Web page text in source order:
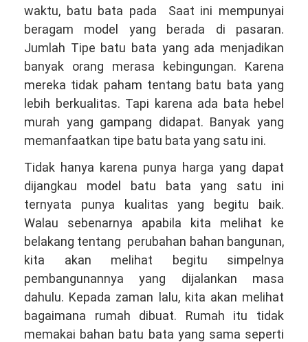
waktu, batu bata pada Saat ini mempunyai
beragam model yang berada di pasaran.
Jumlah Tipe batu bata yang ada menjadikan
banyak orang merasa kebingungan. Karena
mereka tidak paham tentang batu bata yang
lebih berkualitas. Tapi karena ada bata hebel
murah yang gampang didapat. Banyak yang
memanfaatkan tipe batu bata yang satu ini.
Tidak hanya karena punya harga yang dapat
dijangkau model batu bata yang satu ini
ternyata punya kualitas yang begitu baik.
Walau sebenarnya apabila kita melihat ke
belakang tentang perubahan bahan bangunan,
kita akan melihat begitu simpelnya
pembangunannya yang dijalankan masa
dahulu. Kepada zaman lalu, kita akan melihat
bagaimana rumah dibuat. Rumah itu tidak
memakai bahan batu bata yang sama seperti